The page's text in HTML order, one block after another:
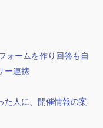
ォームを作り回答も自
ー連携
た人に、開催情報の案